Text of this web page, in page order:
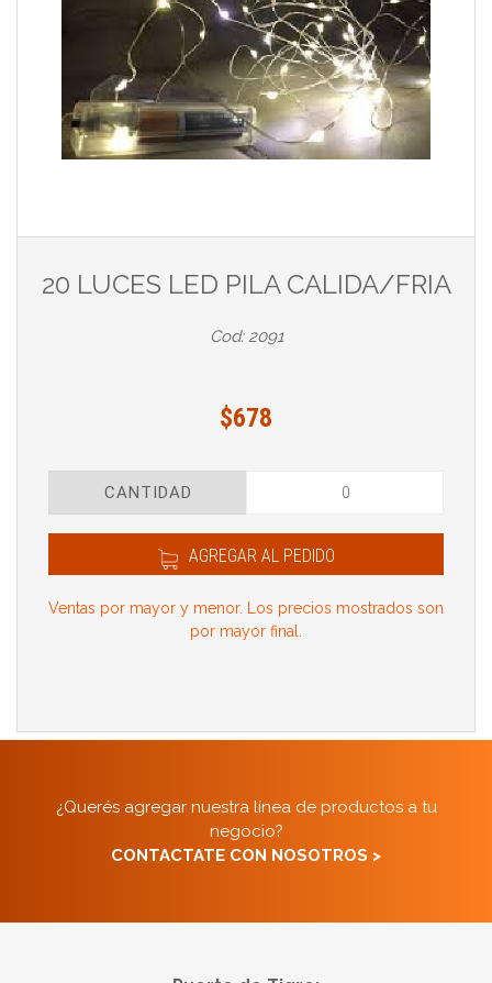
20 LUCES LED PILA CALIDA/FRIA
Cod: 2091
$678
CANTIDAD
AGREGAR AL PEDIDO
Ventas por mayor y menor. Los precios mostrados son
por mayor final.
¿Querés agregar nuestra línea de productos a tu
negocio?
CONTACTATE CON NOSOTROS >